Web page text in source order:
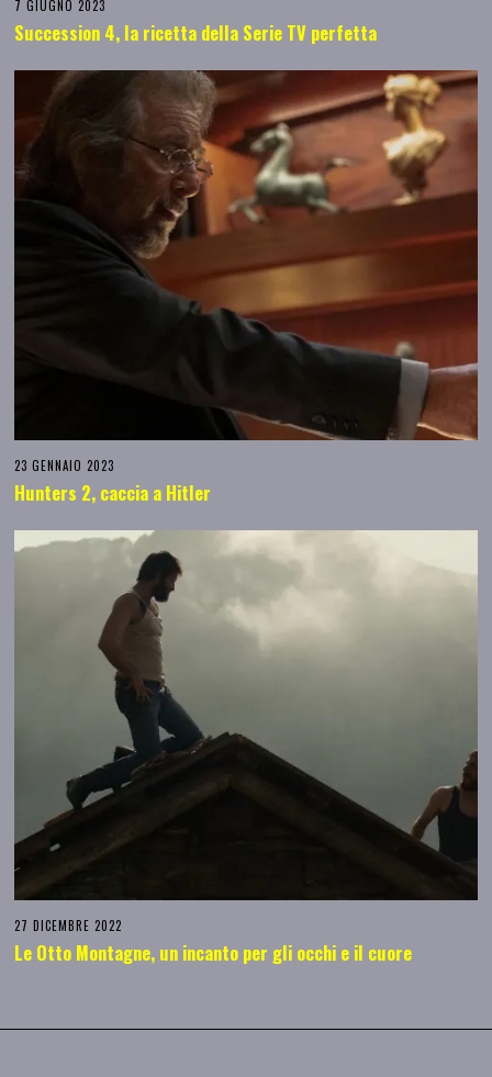
7 GIUGNO 2023
Succession 4, la ricetta della Serie TV perfetta
23 GENNAIO 2023
Hunters 2, caccia a Hitler
27 DICEMBRE 2022
Le Otto Montagne, un incanto per gli occhi e il cuore